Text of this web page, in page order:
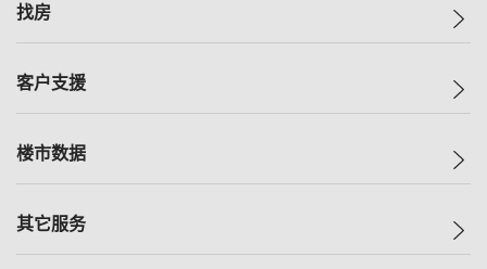
美联集团
人才招募
找房
一手新房
减价
美联豪宅
独家楼盘
客户支援
自助放盘
查询热线
楼市数据
指数
其它服务